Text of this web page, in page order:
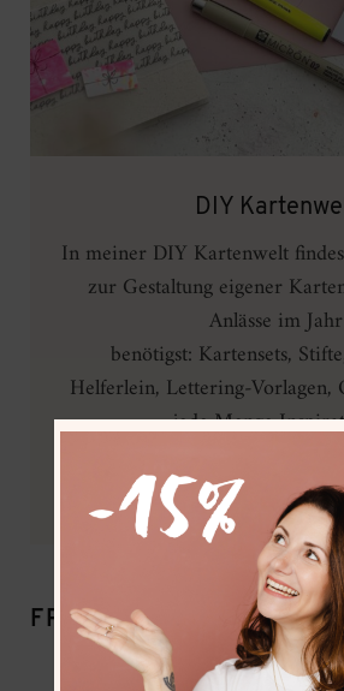
DIY
In meiner DIY Kartenwelt
zur Gestaltung eigener
Anlässe im Jahr
benötigst: Kartensets,
Helferlein, Lettering-Vorlagen,
jede Menge
ZUR DIY
FRAU HÖLLE